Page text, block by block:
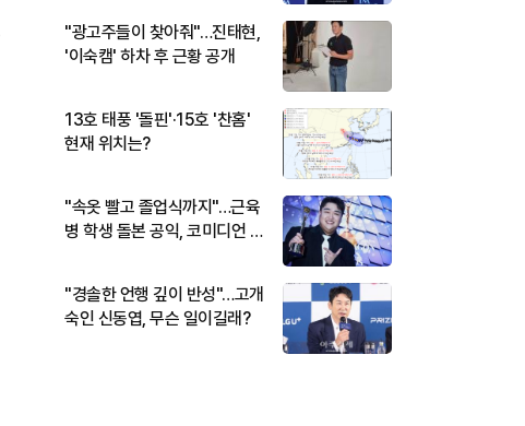
"광고주들이 찾아줘"…진태현,
'이숙캠' 하차 후 근황 공개
13호 태풍 '돌핀'·15호 '찬홈'
현재 위치는?
"속옷 빨고 졸업식까지"…근육
병 학생 돌본 공익, 코미디언 김
"경솔한 언행 깊이 반성"…고개
숙인 신동엽, 무슨 일이길래?